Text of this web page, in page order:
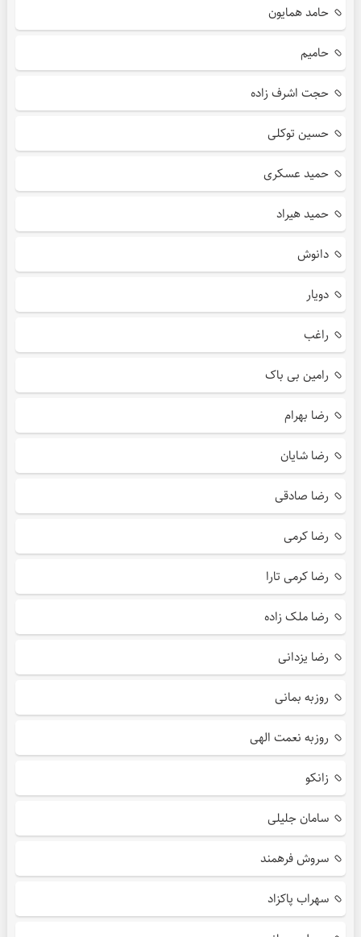
حامد همایون
حامیم
حجت اشرف زاده
حسین توکلی
حمید عسکری
حمید هیراد
دانوش
دویار
راغب
رامین بی باک
رضا بهرام
رضا شایان
رضا صادقی
رضا کرمی
رضا کرمی تارا
رضا ملک زاده
رضا یزدانی
روزبه بمانی
روزبه نعمت الهی
زانکو
سامان جلیلی
سروش فرهمند
سهراب پاکزاد